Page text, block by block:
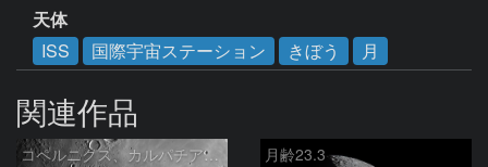
天体
ISS
国際宇宙ステーション きぼう 月
関連作品
コペルニクス、カルパチア山脈付近 月齢23.3